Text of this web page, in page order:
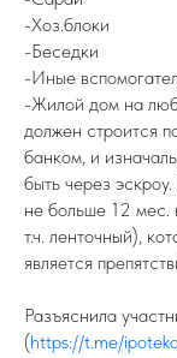
-Хоз.блоки
-Беседки
-Иные
-Жилой дом на
должен строится
банком, и
быть через
не больше 12 мес.
т.ч. ленточный),
является
Разъяснила
(https://t.me/